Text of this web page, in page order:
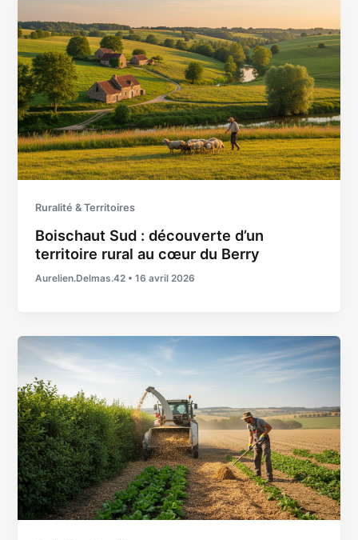
Ruralité & Territoires
Boischaut Sud : découverte d’un
territoire rural au cœur du Berry
Aurelien.Delmas.42 •16 avril 2026